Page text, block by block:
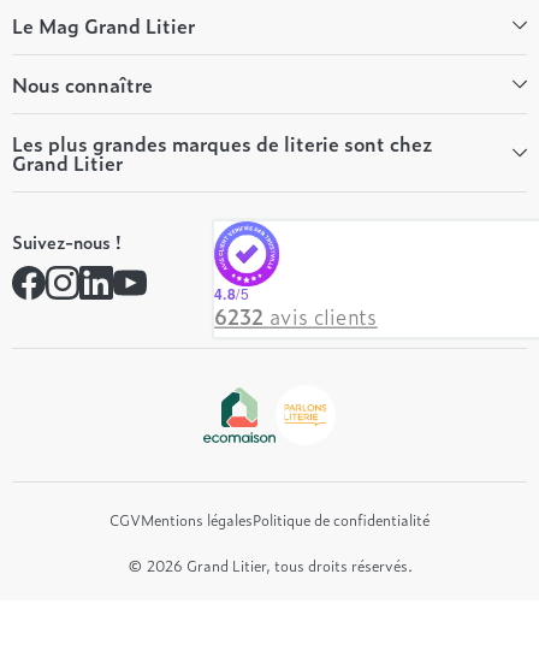
Le Mag Grand Litier
Bien-être
Conseils literie
Tous les articles du Mag
Tous nos guides
Nous connaître
Qui sommes-nous ?
Nos valeurs
Nos engagements
Rejoindre notre réseau
Contactez-nous
Les plus grandes marques de literie sont chez
Grand Litier
André Renault
Simmons
Hôtel & Lodge
Suivez-nous !
4.8/5
6232 avis clients
CGVMentions légalesPolitique de confidentialité
© 2026 Grand Litier, tous droits réservés.